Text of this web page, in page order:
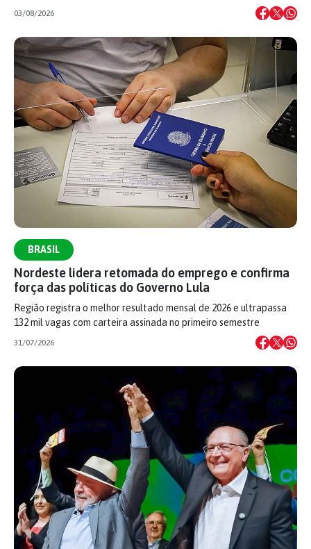
03/08/2026
BRASIL
Nordeste lidera retomada do emprego e confirma
força das políticas do Governo Lula
Região registra o melhor resultado mensal de 2026 e ultrapassa
132 mil vagas com carteira assinada no primeiro semestre
31/07/2026